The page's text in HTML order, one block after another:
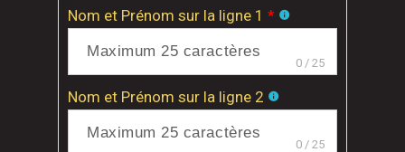
Nom et Prénom sur la ligne 1 * info
0/ 25
Nom et Prénom sur la ligne 2 info
0/ 25